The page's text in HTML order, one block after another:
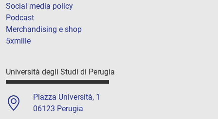
Social media policy
Podcast
Merchandising e shop
5xmille
Università degli Studi di Perugia
Piazza Università, 1
06123 Perugia